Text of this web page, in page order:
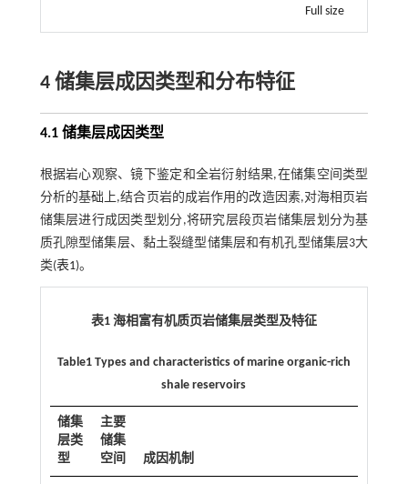
Full size
4 储集层成因类型和分布特征
4.1 储集层成因类型
根据岩心观察、镜下鉴定和全岩衍射结果,在储集空间类型
分析的基础上,结合页岩的成岩作用的改造因素,对海相页岩
储集层进行成因类型划分,将研究层段页岩储集层划分为基
质孔隙型储集层、黏土裂缝型储集层和有机孔型储集层3大
类(表1)。
表1 海相富有机质页岩储集层类型及特征
Table1 Types and characteristics of marine organic-rich
shale reservoirs
储集
层类
型
主要
储集
空间
成因机制